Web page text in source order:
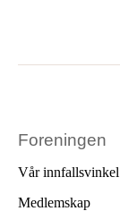
Foreningen
Vår innfallsvinkel
Medlemskap